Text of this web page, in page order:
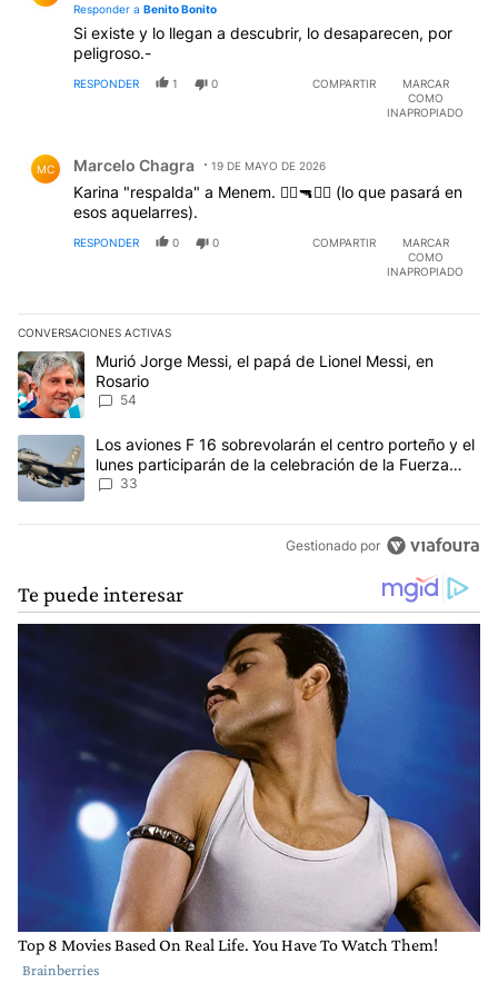
Responder a Benito Bonito
Si existe y lo llegan a descubrir, lo desaparecen, por
peligroso.-
RESPONDER 1 0 COMPARTIR
MARCAR
COMO
INAPROPIADO
MC Marcelo Chagra 19 DE MAYO DE 2026
Karina "respalda" a Menem. 🏃‍♀️🔫🏃‍♂️ (lo que pasará en
esos aquelarres).
RESPONDER 0 0 COMPARTIR
MARCAR
COMO
INAPROPIADO
CONVERSACIONES ACTIVAS
Este listado muestra los artículos con más comentarios en los
Un artículo de tendencia con el título "Murió Jorge Messi, el
Murió Jorge Messi, el papá de Lionel Messi, en
Rosario
54
Un artículo de tendencia con el título "Los aviones F 16
Los aviones F 16 sobrevolarán el centro porteño y el
lunes participarán de la celebración de la Fuerza
Aérea
33
Gestionado por